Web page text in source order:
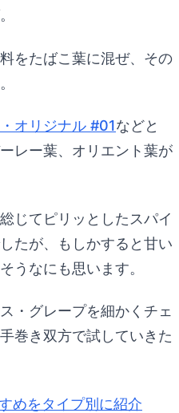
をたばこ葉に混ぜ、その
オリジナル #01などと
レー葉、オリエント葉が
じてピリッとしたスパイ
たが、もしかすると甘い
うなにも思います。
・グレープを細かくチェ
巻き双方で試していきた
めをタイプ別に紹介